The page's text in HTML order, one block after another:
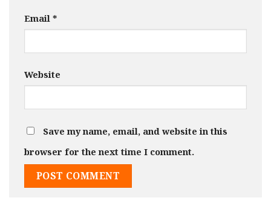
Email *
Website
Save my name, email, and website in this
browser for the next time I comment.